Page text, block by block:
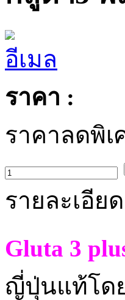
ราคา :
ราคาลดพิเ
รายละเอียด
Gluta 3
ญี่ปุ่นแท้โด